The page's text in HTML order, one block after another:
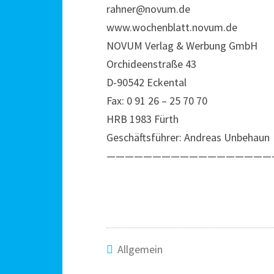
rahner@novum.de
www.wochenblatt.novum.de
NOVUM Verlag & Werbung GmbH
Orchideenstraße 43
D-90542 Eckental
Fax: 0 91 26 – 25 70 70
HRB 1983 Fürth
Geschäftsführer: Andreas Unbehaun
Allgemein